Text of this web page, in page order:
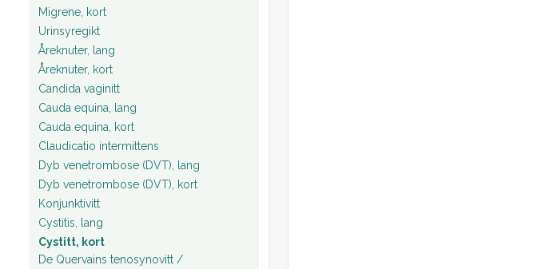
Migrene, kort
Urinsyregikt
Åreknuter, lang
Åreknuter, kort
Candida vaginitt
Cauda equina, lang
Cauda equina, kort
Claudicatio intermittens
Dyb venetrombose (DVT), lang
Dyb venetrombose (DVT), kort
Konjunktivitt
Cystitis, lang
Cystitt, kort
De Quervains tenosynovitt /